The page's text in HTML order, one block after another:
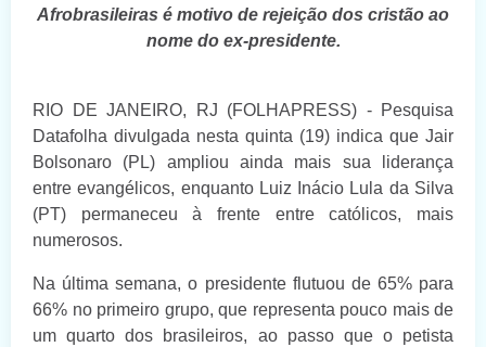
Afrobrasileiras é motivo de rejeição dos cristão ao
nome do ex-presidente.
RIO DE JANEIRO, RJ (FOLHAPRESS) - Pesquisa
Datafolha divulgada nesta quinta (19) indica que Jair
Bolsonaro (PL) ampliou ainda mais sua liderança
entre evangélicos, enquanto Luiz Inácio Lula da Silva
(PT) permaneceu à frente entre católicos, mais
numerosos.
Na última semana, o presidente flutuou de 65% para
66% no primeiro grupo, que representa pouco mais de
um quarto dos brasileiros, ao passo que o petista